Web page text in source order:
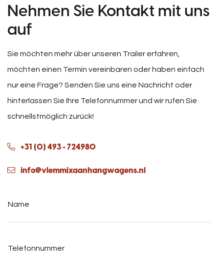
Nehmen Sie Kontakt mit uns
auf
Sie möchten mehr über unseren Trailer erfahren,
möchten einen Termin vereinbaren oder haben einfach
nur eine Frage? Senden Sie uns eine Nachricht oder
hinterlassen Sie Ihre Telefonnummer und wir rufen Sie
schnellstmöglich zurück!
+31 (0) 493 - 724980
info@vlemmixaanhangwagens.nl